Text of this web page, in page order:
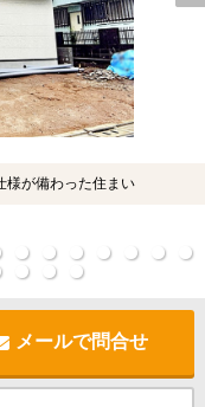
様が備わった住まい
メールで問合せ